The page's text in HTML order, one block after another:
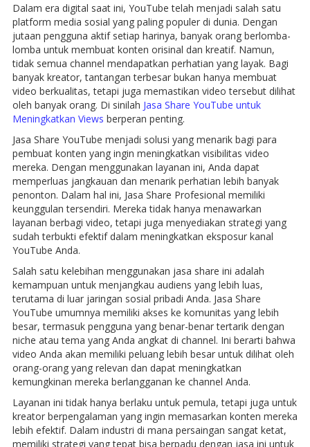
Dalam era digital saat ini, YouTube telah menjadi salah satu
platform media sosial yang paling populer di dunia. Dengan
jutaan pengguna aktif setiap harinya, banyak orang berlomba-
lomba untuk membuat konten orisinal dan kreatif. Namun,
tidak semua channel mendapatkan perhatian yang layak. Bagi
banyak kreator, tantangan terbesar bukan hanya membuat
video berkualitas, tetapi juga memastikan video tersebut dilihat
oleh banyak orang. Di sinilah Jasa Share YouTube untuk
Meningkatkan Views berperan penting.
Jasa Share YouTube menjadi solusi yang menarik bagi para
pembuat konten yang ingin meningkatkan visibilitas video
mereka. Dengan menggunakan layanan ini, Anda dapat
memperluas jangkauan dan menarik perhatian lebih banyak
penonton. Dalam hal ini, Jasa Share Profesional memiliki
keunggulan tersendiri. Mereka tidak hanya menawarkan
layanan berbagi video, tetapi juga menyediakan strategi yang
sudah terbukti efektif dalam meningkatkan eksposur kanal
YouTube Anda.
Salah satu kelebihan menggunakan jasa share ini adalah
kemampuan untuk menjangkau audiens yang lebih luas,
terutama di luar jaringan sosial pribadi Anda. Jasa Share
YouTube umumnya memiliki akses ke komunitas yang lebih
besar, termasuk pengguna yang benar-benar tertarik dengan
niche atau tema yang Anda angkat di channel. Ini berarti bahwa
video Anda akan memiliki peluang lebih besar untuk dilihat oleh
orang-orang yang relevan dan dapat meningkatkan
kemungkinan mereka berlangganan ke channel Anda.
Layanan ini tidak hanya berlaku untuk pemula, tetapi juga untuk
kreator berpengalaman yang ingin memasarkan konten mereka
lebih efektif. Dalam industri di mana persaingan sangat ketat,
memiliki strategi yang tepat bisa berpadu dengan jasa ini untuk